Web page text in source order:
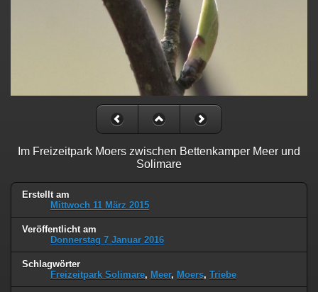
Im Freizeitpark Moers zwischen Bettenkamper Meer und
Solimare
Erstellt am
Mittwoch 11 März 2015
Veröffentlicht am
Donnerstag 7 Januar 2016
Schlagwörter
Freizeitpark Solimare, Meer, Moers, Triebe